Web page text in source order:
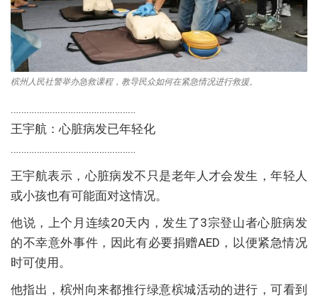
槟州人民社警举办急救课程，教导民众如何在紧急情况进行救援。
…………………………………………
王宇航：心脏病发已年轻化
…………………………………………
王宇航表示，心脏病发不只是老年人才会发生，年轻人
或小孩也有可能面对这情况。
他说，上个月连续20天内，发生了3宗登山者心脏病发
的不幸意外事件，因此有必要捐赠AED，以便紧急情况
时可使用。
他指出，槟州向来都推行绿意槟城活动的进行，可看到